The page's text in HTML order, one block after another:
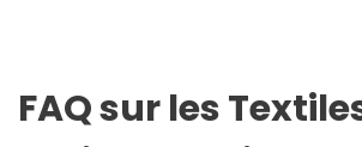
FAQ sur les